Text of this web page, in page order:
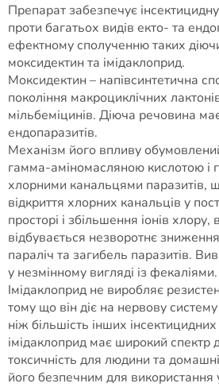
Препарат забезпечує
проти багатьох видів екто- та
ефектному сполученню таких
моксидектин та імідаклоприд.
Моксидектин – напівсинтетична
покоління макроциклічних
мільбеміцинів. Діюча речовина
ендопаразитів.
Механізм його впливу
гамма-аміномасляною кислотою і
хлорними канальцями паразитів,
відкриття хлорних канальців у
просторі і збільшення іонів хлору,
відбувається незворотнє зниження
параліч та загибель паразитів.
у незмінному вигляді із фекаліями.
Імідаклоприд не виробляє
тому що він діє на нервову
ніж більшість інших
імідаклоприд має широкий спектр
токсичність для людини та
його безпечним для